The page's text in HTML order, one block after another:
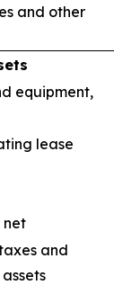
and other
equipment,
lease
net
and